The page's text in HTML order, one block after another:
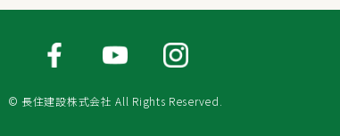
© 長住建設株式会社 All Rights Reserved.